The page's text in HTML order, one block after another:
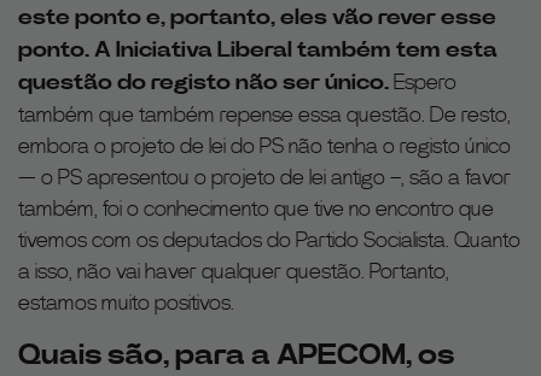
este ponto e, portanto, eles vão rever esse
ponto. A Iniciativa Liberal também tem esta
questão do registo não ser único.Espero
também que também repense essa questão. De resto,
embora o projeto de lei do PS não tenha o registo único
— o PS apresentou o projeto de lei antigo –, são a favor
também, foi o conhecimento que tive no encontro que
tivemos com os deputados do Partido Socialista. Quanto
a isso, não vai haver qualquer questão. Portanto,
estamos muito positivos.
Quais são, para a APECOM, os